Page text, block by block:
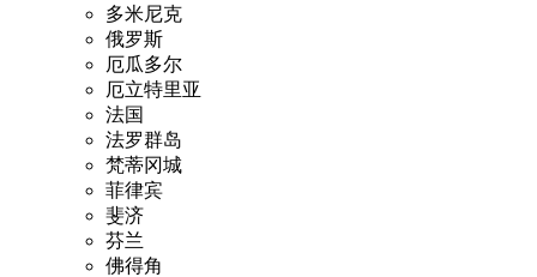
多米尼克
俄罗斯
厄瓜多尔
厄立特里亚
法国
法罗群岛
梵蒂冈城
菲律宾
斐济
芬兰
佛得角